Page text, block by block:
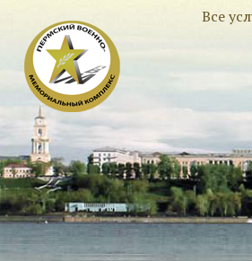
Все